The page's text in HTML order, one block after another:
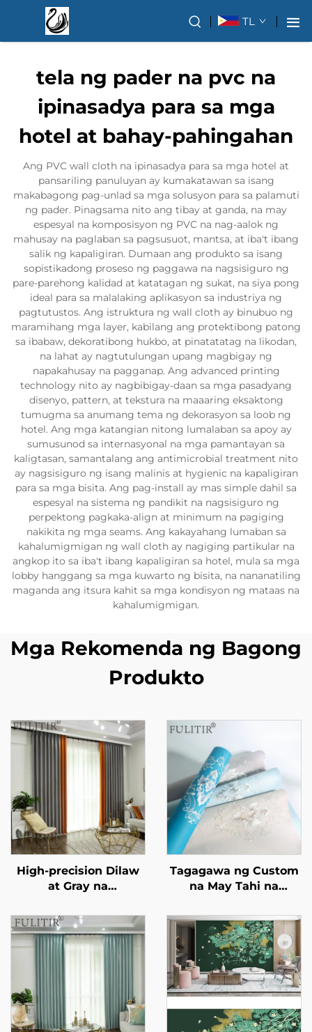
TL
tela ng pader na pvc na
ipinasadya para sa mga
hotel at bahay-pahingahan
Ang PVC wall cloth na ipinasadya para sa mga hotel at
pansariling panuluyan ay kumakatawan sa isang
makabagong pag-unlad sa mga solusyon para sa palamuti
ng pader. Pinagsama nito ang tibay at ganda, na may
espesyal na komposisyon ng PVC na nag-aalok ng
mahusay na paglaban sa pagsusuot, mantsa, at iba't ibang
salik ng kapaligiran. Dumaan ang produkto sa isang
sopistikadong proseso ng paggawa na nagsisiguro ng
pare-parehong kalidad at katatagan ng sukat, na siya pong
ideal para sa malalaking aplikasyon sa industriya ng
pagtutustos. Ang istruktura ng wall cloth ay binubuo ng
maramihang mga layer, kabilang ang protektibong patong
sa ibabaw, dekoratibong hukbo, at pinatatatag na likodan,
na lahat ay nagtutulungan upang magbigay ng
napakahusay na pagganap. Ang advanced printing
technology nito ay nagbibigay-daan sa mga pasadyang
disenyo, pattern, at tekstura na maaaring eksaktong
tumugma sa anumang tema ng dekorasyon sa loob ng
hotel. Ang mga katangian nitong lumalaban sa apoy ay
sumusunod sa internasyonal na mga pamantayan sa
kaligtasan, samantalang ang antimicrobial treatment nito
ay nagsisiguro ng isang malinis at hygienic na kapaligiran
para sa mga bisita. Ang pag-install ay mas simple dahil sa
espesyal na sistema ng pandikit na nagsisiguro ng
perpektong pagkaka-align at minimum na pagiging
nakikita ng mga seams. Ang kakayahang lumaban sa
kahalumigmigan ng wall cloth ay nagiging partikular na
angkop ito sa iba't ibang kapaligiran sa hotel, mula sa mga
lobby hanggang sa mga kuwarto ng bisita, na nananatiling
maganda ang itsura kahit sa mga kondisyon ng mataas na
kahalumigmigan.
Mga Rekomenda ng Bagong
Produkto
High-precision Dilaw
at Gray na
na May Light-
Shielding, Mute Track
Design, Modernong
Minimalist na Mga
Tagagawa ng Custom
na May Tahi na
Wallcoverings -
Walang Putol na
Whole-House na
Wallcoverings na may
Estilo ng Magaan na
Kagandahan, Mataas
na Dulo at Mataas na
Katiyakan, Angkop